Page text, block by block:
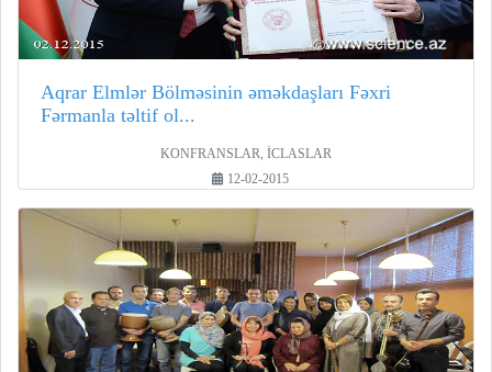
Aqrar Elmlər Bölməsinin əməkdaşları Fəxri
Fərmanla təltif ol...
KONFRANSLAR, İCLASLAR
12-02-2015